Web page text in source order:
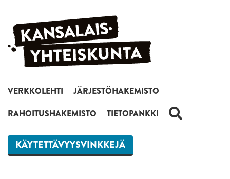
Siirry sisältöön
VERKKOLEHTI
JÄRJESTÖHAKEMISTO
RAHOITUSHAKEMISTO
TIETOPANKKI HAKU
KÄYTETTÄVYYSVINKKEJÄ